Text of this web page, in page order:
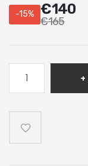
-15% €140
€165
BARDHE